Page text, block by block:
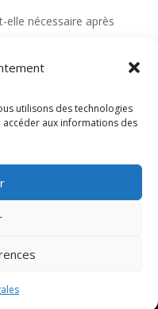
utilisons des technologies
aux informations des
nécessaire après
n’a pas éliminé
à Limonest